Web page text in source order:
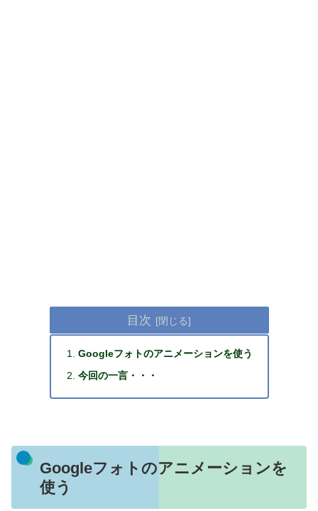
目次
Googleフォトのアニメーションを使う
今回の一言・・・
Googleフォトのアニメーションを
使う